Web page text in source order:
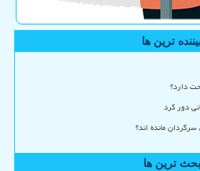
ترین ها
دارد؟
دور کرد
مانده اند؟
ترین ها